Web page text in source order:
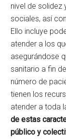
nivel de solidez
sociales, así
Ello incluye
atender a los
asegurándose
sanitario a fin
número de
tienen los
atender a toda
de estas
público y